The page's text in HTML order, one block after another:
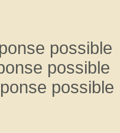
possible
possible
possible